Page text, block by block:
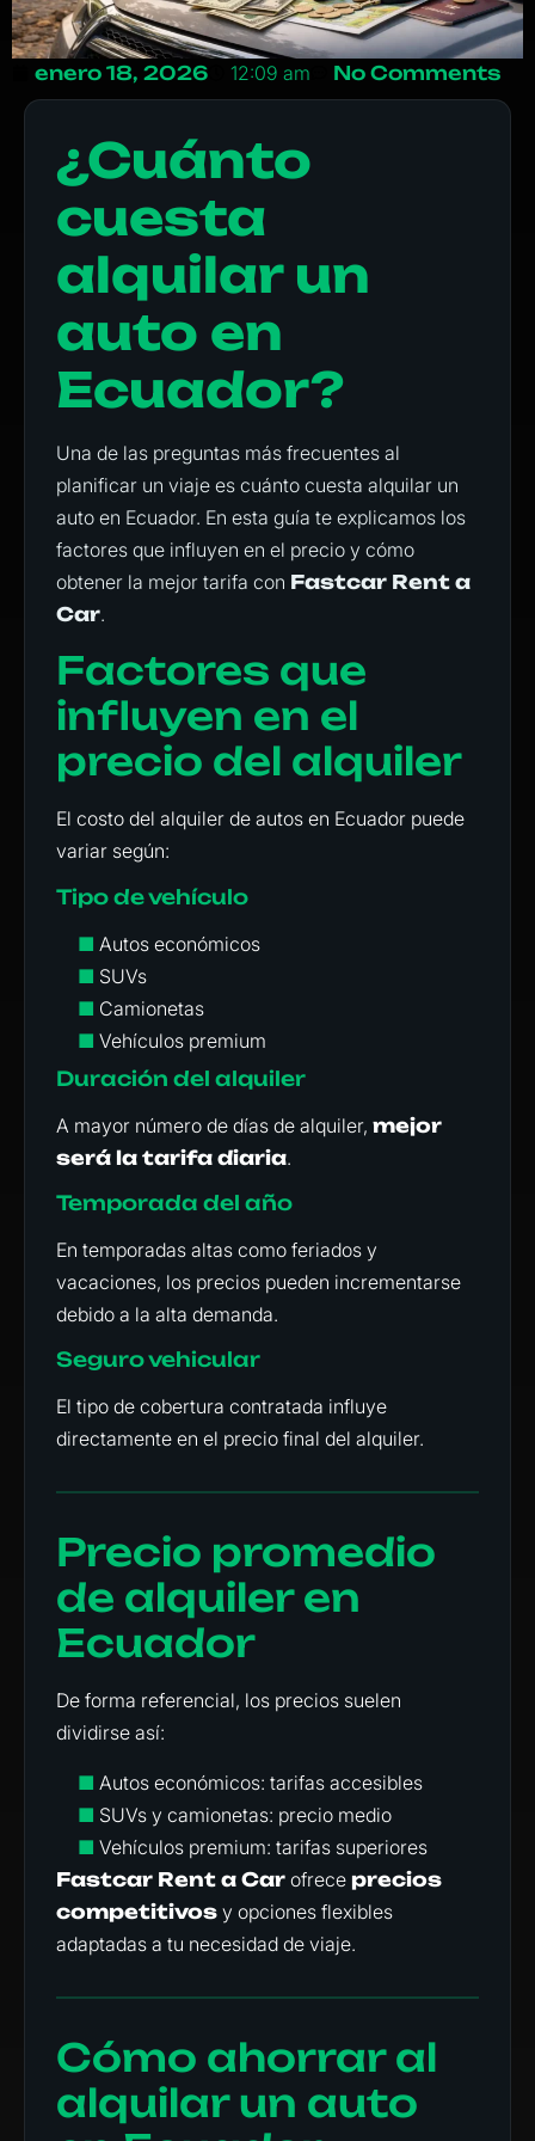
enero 18, 2026 12:09 am No Comments
¿Cuánto
cuesta
alquilar un
auto en
Ecuador?
Una de las preguntas más frecuentes al
planificar un viaje es cuánto cuesta alquilar un
auto en Ecuador. En esta guía te explicamos los
factores que influyen en el precio y cómo
obtener la mejor tarifa con Fastcar Rent a
Car.
Factores que
influyen en el
precio del alquiler
El costo del alquiler de autos en Ecuador puede
variar según:
Tipo de vehículo
■ Autos económicos
■ SUVs
■ Camionetas
■ Vehículos premium
Duración del alquiler
A mayor número de días de alquiler, mejor
será la tarifa diaria.
Temporada del año
En temporadas altas como feriados y
vacaciones, los precios pueden incrementarse
debido a la alta demanda.
Seguro vehicular
El tipo de cobertura contratada influye
directamente en el precio final del alquiler.
Precio promedio
de alquiler en
Ecuador
De forma referencial, los precios suelen
dividirse así:
■ Autos económicos: tarifas accesibles
■ SUVs y camionetas: precio medio
■ Vehículos premium: tarifas superiores
Fastcar Rent a Car ofrece precios
competitivos y opciones flexibles
adaptadas a tu necesidad de viaje.
Cómo ahorrar al
alquilar un auto